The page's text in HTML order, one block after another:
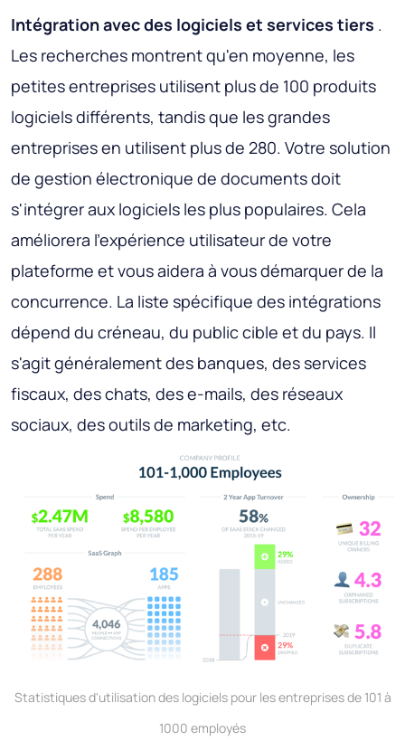
Intégration avec des logiciels et services tiers .
Les recherches montrent qu'en moyenne, les
petites entreprises utilisent plus de 100 produits
logiciels différents, tandis que les grandes
entreprises en utilisent plus de 280. Votre solution
de gestion électronique de documents doit
s'intégrer aux logiciels les plus populaires. Cela
améliorera l'expérience utilisateur de votre
plateforme et vous aidera à vous démarquer de la
concurrence. La liste spécifique des intégrations
dépend du créneau, du public cible et du pays. Il
s'agit généralement des banques, des services
fiscaux, des chats, des e-mails, des réseaux
sociaux, des outils de marketing, etc.
Statistiques d'utilisation des logiciels pour les entreprises de 101 à
1000 employés